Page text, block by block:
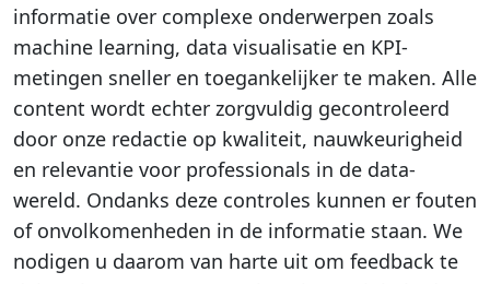
informatie over complexe onderwerpen zoals
machine learning, data visualisatie en KPI-
metingen sneller en toegankelijker te maken. Alle
content wordt echter zorgvuldig gecontroleerd
door onze redactie op kwaliteit, nauwkeurigheid
en relevantie voor professionals in de data-
wereld. Ondanks deze controles kunnen er fouten
of onvolkomenheden in de informatie staan. We
nodigen u daarom van harte uit om feedback te